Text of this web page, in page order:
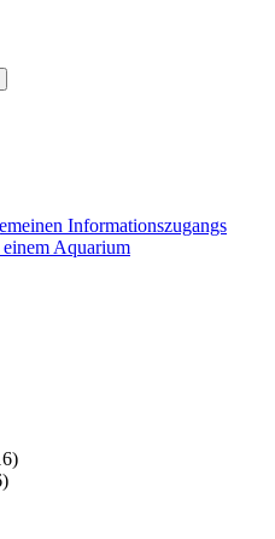
Informationszugangs
Aquarium